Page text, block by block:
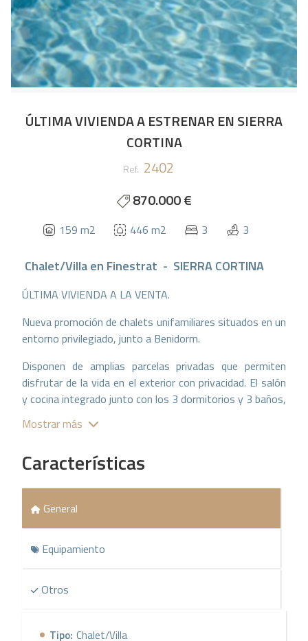
ÚLTIMA VIVIENDA A ESTRENAR EN SIERRA
CORTINA
Ref. 2402
870.000 €
159 m2 446 m2 3 3
Chalet/Villaen Finestrat - SIERRA CORTINA
ÚLTIMA VIVIENDA A LA VENTA.
Nueva promoción de chalets unifamiliares situados en un
entorno privilegiado, junto a Benidorm.
Disponen de amplias parcelas privadas que permiten
disfrutar de la vida en el exterior con privacidad. El salón
y cocina integrado junto con los 3 dormitorios y 3 baños,
ofrecen sensaciones de amplitud. La zona exterior con
dimensiones de entre 423 y 622 m2 de parcela, que
máximo del estilo de vida mediterráneo, disfrutando del
Máximas calidades en acabados.
Mostrar más
Características
General
Equipamiento
Otros
Tipo: Chalet/Villa